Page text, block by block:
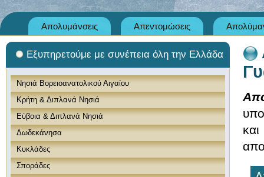
Απολυμάνσεις Απεντομώσεις
Εξυπηρετούμε με συνέπεια όλη την Ελλάδα
Νησιά Βορειοανατολικού Αιγαίου
Κρήτη & Διπλανά Νησιά
Εύβοια & Διπλανά Νησιά
Δωδεκάνησα
Κυκλάδες
Σποράδες